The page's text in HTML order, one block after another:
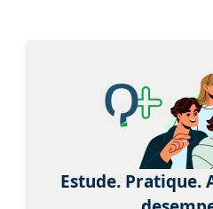
Estude. Pratique.